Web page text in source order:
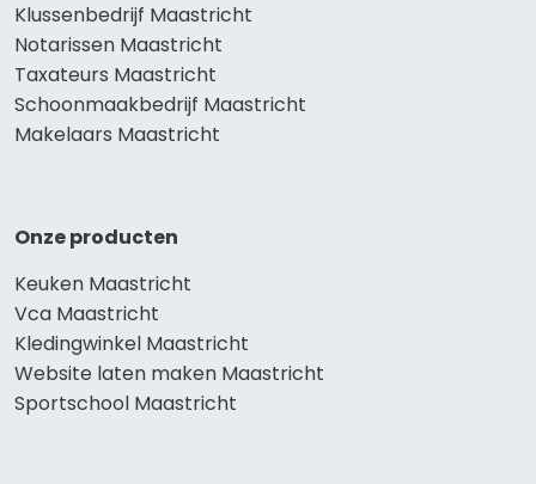
Klussenbedrijf Maastricht
Notarissen Maastricht
Taxateurs Maastricht
Schoonmaakbedrijf Maastricht
Makelaars Maastricht
Onze producten
Keuken Maastricht
Vca Maastricht
Kledingwinkel Maastricht
Website laten maken Maastricht
Sportschool Maastricht